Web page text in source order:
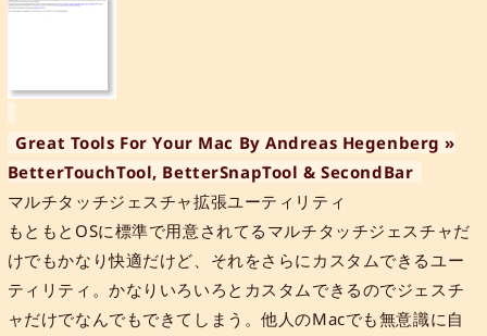
Great Tools For Your Mac By Andreas Hegenberg »
BetterTouchTool, BetterSnapTool & SecondBar
マルチタッチジェスチャ拡張ユーティリティ
もともとOSに標準で用意されてるマルチタッチジェスチャだ
けでもかなり快適だけど、それをさらにカスタムできるユー
ティリティ。かなりいろいろとカスタムできるのでジェスチ
ャだけでなんでもできてしまう。他人のMacでも無意識に自